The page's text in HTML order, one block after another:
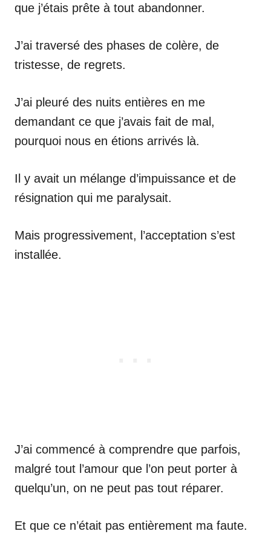
que j’étais prête à tout abandonner.
J’ai traversé des phases de colère, de
tristesse, de regrets.
J’ai pleuré des nuits entières en me
demandant ce que j’avais fait de mal,
pourquoi nous en étions arrivés là.
Il y avait un mélange d’impuissance et de
résignation qui me paralysait.
Mais progressivement, l’acceptation s’est
installée.
J’ai commencé à comprendre que parfois,
malgré tout l’amour que l’on peut porter à
quelqu’un, on ne peut pas tout réparer.
Et que ce n’était pas entièrement ma faute.